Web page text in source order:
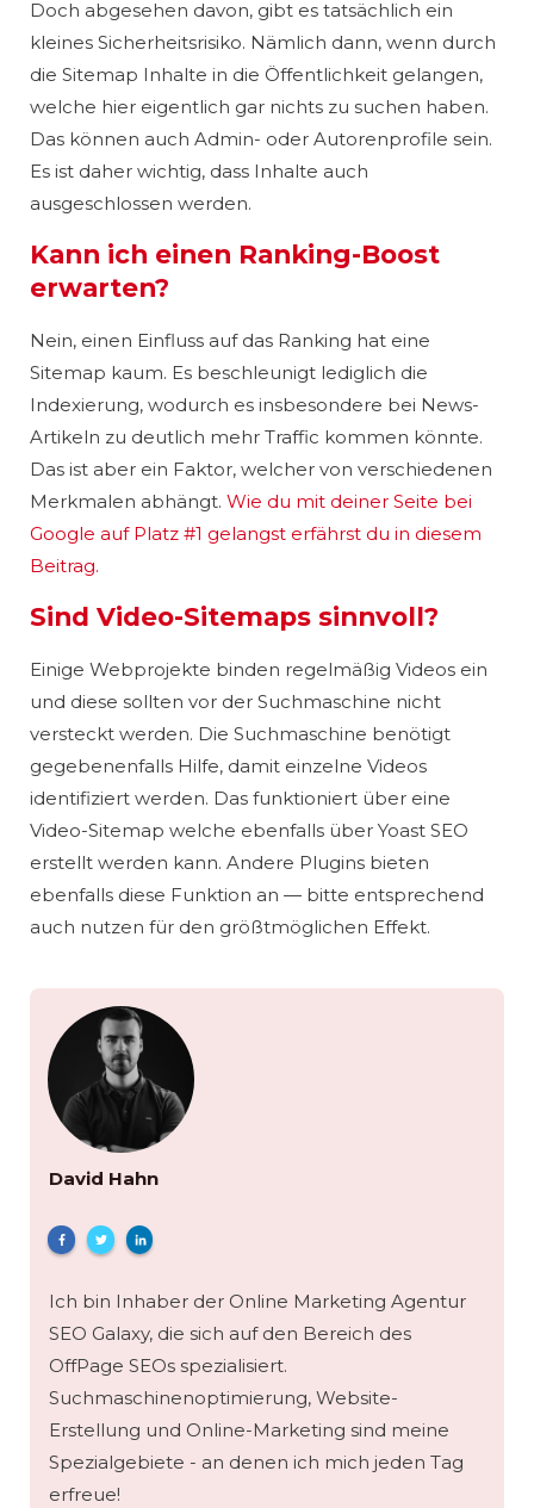
Doch abgesehen davon, gibt es tatsächlich ein
kleines Sicherheitsrisiko. Nämlich dann, wenn durch
die Sitemap Inhalte in die Öffentlichkeit gelangen,
welche hier eigentlich gar nichts zu suchen haben.
Das können auch Admin- oder Autorenprofile sein.
Es ist daher wichtig, dass Inhalte auch
ausgeschlossen werden.
Kann ich einen Ranking-Boost
erwarten?
Nein, einen Einfluss auf das Ranking hat eine
Sitemap kaum. Es beschleunigt lediglich die
Indexierung, wodurch es insbesondere bei News-
Artikeln zu deutlich mehr Traffic kommen könnte.
Das ist aber ein Faktor, welcher von verschiedenen
Merkmalen abhängt. Wie du mit deiner Seite bei
Google auf Platz #1 gelangst erfährst du in diesem
Beitrag.
Sind Video-Sitemaps sinnvoll?
Einige Webprojekte binden regelmäßig Videos ein
und diese sollten vor der Suchmaschine nicht
versteckt werden. Die Suchmaschine benötigt
gegebenenfalls Hilfe, damit einzelne Videos
identifiziert werden. Das funktioniert über eine
Video-Sitemap welche ebenfalls über Yoast SEO
erstellt werden kann. Andere Plugins bieten
ebenfalls diese Funktion an — bitte entsprechend
auch nutzen für den größtmöglichen Effekt.
David Hahn
Ich bin Inhaber der Online Marketing Agentur
SEO Galaxy, die sich auf den Bereich des
OffPage SEOs spezialisiert.
Suchmaschinenoptimierung, Website-
Erstellung und Online-Marketing sind meine
Spezialgebiete - an denen ich mich jeden Tag
erfreue!